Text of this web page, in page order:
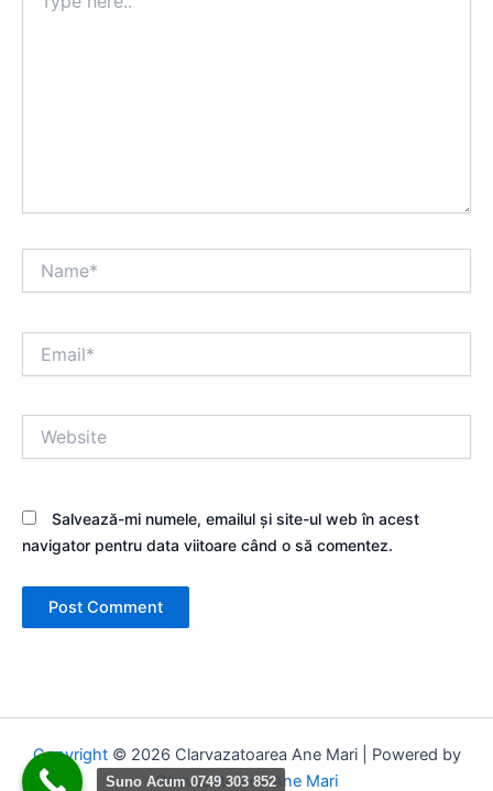
here..
Salvează-mi numele, emailul și site-ul web în acest
navigator pentru data viitoare când o să comentez.
Copyright© 2026 Clarvazatoarea Ane Mari | Powered by
Clarvazatoarea Ane Mari
Suno Acum 0749 303 852